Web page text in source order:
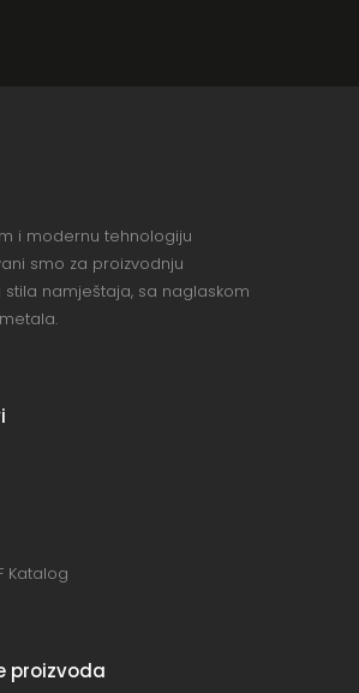
i modernu tehnologiju
smo za proizvodnju
stila namještaja, sa naglaskom
Katalog
proizvoda